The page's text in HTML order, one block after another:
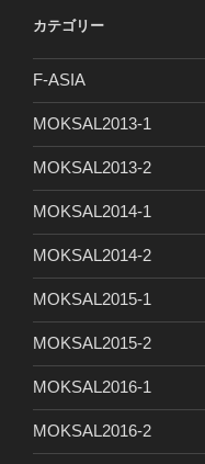
カテゴリー
F-ASIA
MOKSAL2013-1
MOKSAL2013-2
MOKSAL2014-1
MOKSAL2014-2
MOKSAL2015-1
MOKSAL2015-2
MOKSAL2016-1
MOKSAL2016-2